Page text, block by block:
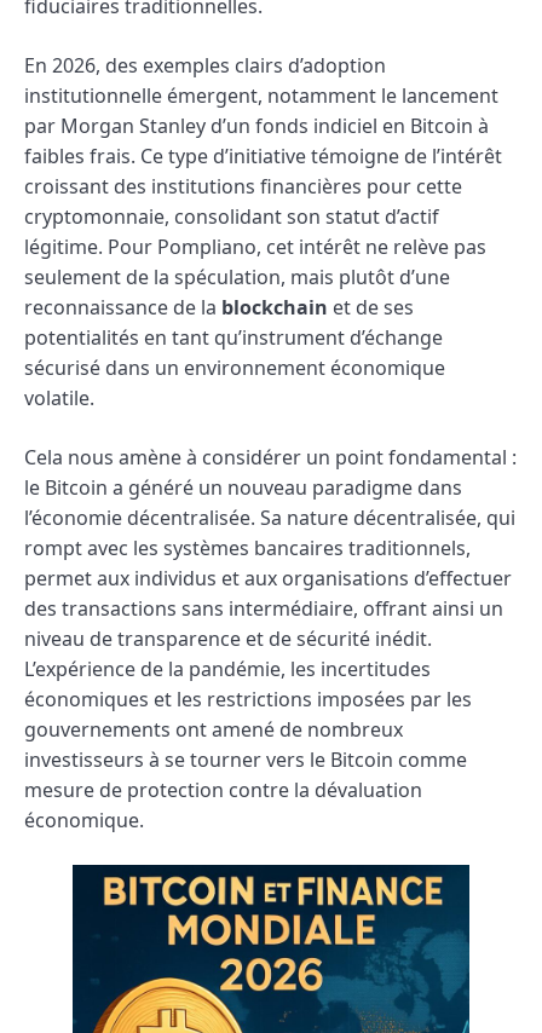
fiduciaires traditionnelles.
En 2026, des exemples clairs d’adoption
institutionnelle émergent, notamment le lancement
par Morgan Stanley d’un fonds indiciel en Bitcoin à
faibles frais. Ce type d’initiative témoigne de l’intérêt
croissant des institutions financières pour cette
cryptomonnaie, consolidant son statut d’actif
légitime. Pour Pompliano, cet intérêt ne relève pas
seulement de la spéculation, mais plutôt d’une
reconnaissance de la blockchain et de ses
potentialités en tant qu’instrument d’échange
sécurisé dans un environnement économique
volatile.
Cela nous amène à considérer un point fondamental :
le Bitcoin a généré un nouveau paradigme dans
l’économie décentralisée. Sa nature décentralisée, qui
rompt avec les systèmes bancaires traditionnels,
permet aux individus et aux organisations d’effectuer
des transactions sans intermédiaire, offrant ainsi un
niveau de transparence et de sécurité inédit.
L’expérience de la pandémie, les incertitudes
économiques et les restrictions imposées par les
gouvernements ont amené de nombreux
investisseurs à se tourner vers le Bitcoin comme
mesure de protection contre la dévaluation
économique.